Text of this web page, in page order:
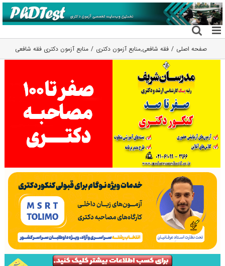
رفتن
به
محتوا
صفحه اصلی فقه شافعی,منابع آزمون دکتری منابع آزمون دکتری فقه شافعی